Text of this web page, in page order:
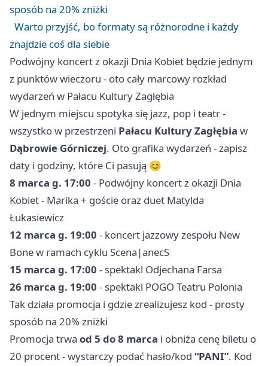
sposób na 20% zniżki
Warto przyjść, bo formaty są różnorodne i każdy
znajdzie coś dla siebie
Podwójny koncert z okazji Dnia Kobiet będzie jednym
z punktów wieczoru - oto cały marcowy rozkład
wydarzeń w Pałacu Kultury Zagłębia
W jednym miejscu spotyka się jazz, pop i teatr -
wszystko w przestrzeni Pałacu Kultury Zagłębia w
Dąbrowie Górniczej. Oto grafika wydarzeń - zapisz
daty i godziny, które Ci pasują 😊
8 marca g. 17:00 - Podwójny koncert z okazji Dnia
Kobiet - Marika + goście oraz duet Matylda
Łukasiewicz
12 marca g. 19:00 - koncert jazzowy zespołu New
Bone w ramach cyklu Scena|anecS
15 marca g. 17:00 - spektakl Odjechana Farsa
26 marca g. 19:00 - spektakl POGO Teatru Polonia
Tak działa promocja i gdzie zrealizujesz kod - prosty
sposób na 20% zniżki
Promocja trwa od 5 do 8 marca i obniża cenę biletu o
20 procent - wystarczy podać hasło/kod “PANI”. Kod